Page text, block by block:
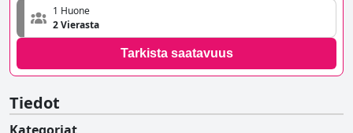
1 Huone
2 Vierasta
Tarkista saatavuus
Tiedot